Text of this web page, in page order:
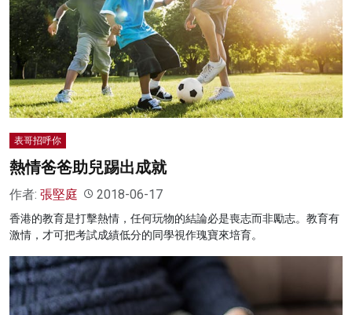
表哥招呼你
熱情爸爸助兒踢出成就
作者: 張堅庭 2018-06-17
香港的教育是打擊熱情，任何玩物的結論必是喪志而非勵志。教育有
激情，才可把考試成績低分的同學視作瑰寶來培育。